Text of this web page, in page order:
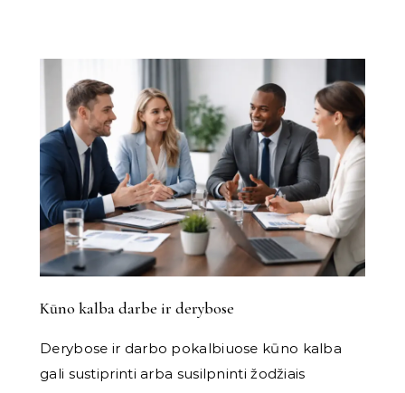
Kūno kalba darbe ir derybose
Derybose ir darbo pokalbiuose kūno kalba
gali sustiprinti arba susilpninti žodžiais